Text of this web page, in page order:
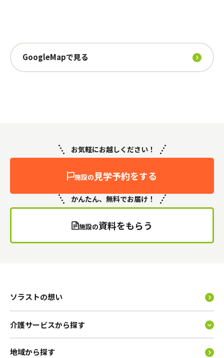
GoogleMapで見る
かんたん、無料でお届け！
施設の資料をもらう
お気軽にお越しください！
施設の 見学予約をする
ソラストの想い
介護サービスから探す
地域から探す